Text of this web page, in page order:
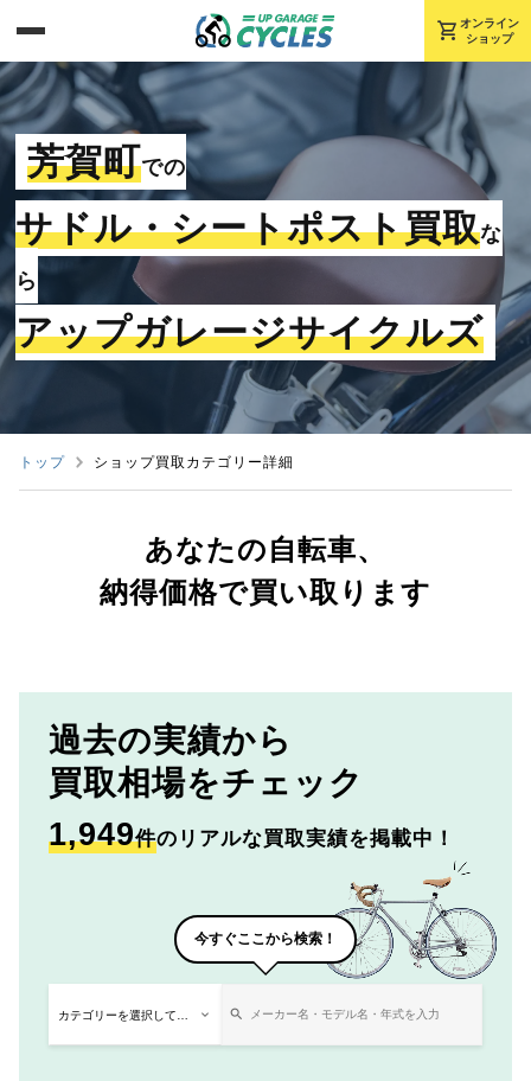
shopping_cart オンライン
ショップ
芳賀町での
サドル・シートポスト買取な
ら
アップガレージサイクルズ
トップ ショップ買取カテゴリー詳細
あなたの自転車、
納得価格で買い取ります
過去の実績から
買取相場をチェック
1,949件のリアルな買取実績を掲載中！
今すぐここから検索！